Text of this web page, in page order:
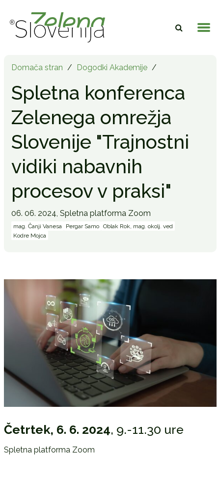
Domača stran / Dogodki Akademije /
Spletna konferenca
Zelenega omrežja
Slovenije "Trajnostni
vidiki nabavnih
procesov v praksi"
06. 06. 2024, Spletna platforma Zoom
mag. Čanji Vanesa Pergar Samo
Oblak Rok, mag. okolj. ved
Kodre Mojca
Četrtek, 6. 6. 2024, 9.-11.30 ure
Spletna platforma Zoom